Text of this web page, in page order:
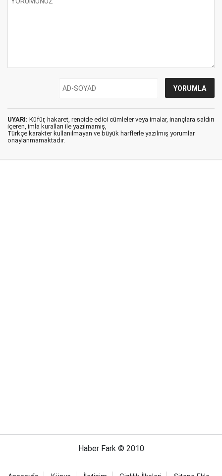
UYARI: Küfür, hakaret, rencide edici cümleler veya imalar, inançlara saldırı
içeren, imla kuralları ile yazılmamış,
Türkçe karakter kullanılmayan ve büyük harflerle yazılmış yorumlar
onaylanmamaktadır.
Haber Fark © 2010